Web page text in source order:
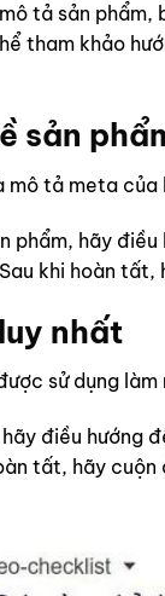
tả sản
tham khảo
sản
mô tả meta của
phẩm, hãy
khi hoàn
nhất
sử dụng
điều hướng
tất, hãy